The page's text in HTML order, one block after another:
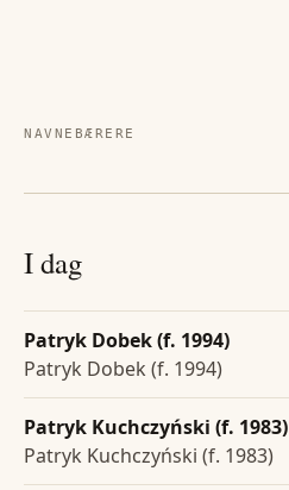
NAVNEBÆRERE
I dag
Patryk Dobek (f. 1994)
Patryk Dobek (f. 1994)
Patryk Kuchczyński (f. 1983)
Patryk Kuchczyński (f. 1983)